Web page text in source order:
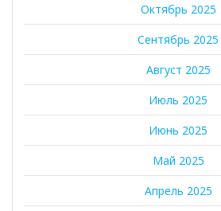
Октябрь 2025
Сентябрь 2025
Август 2025
Июль 2025
Июнь 2025
Май 2025
Апрель 2025